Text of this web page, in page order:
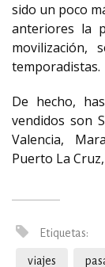
sido un poco
anteriores la
movilización,
temporadistas.
De hecho,
vendidos son
Valencia,
Puerto La
Etiquetas:
viajes